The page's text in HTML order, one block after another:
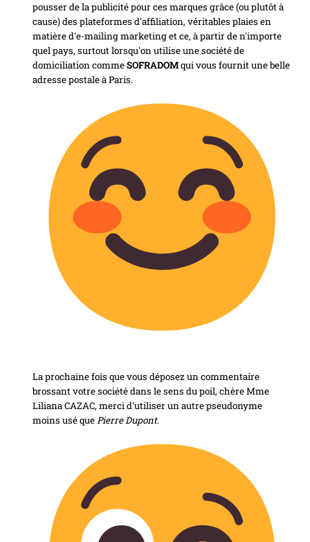
pousser de la publicité pour ces marques grâce (ou plutôt à
cause) des plateformes d'affiliation, véritables plaies en
matière d'e-mailing marketing et ce, à partir de n'importe
quel pays, surtout lorsqu'on utilise une société de
domiciliation commeSOFRADOMqui vous fournit une belle
adresse postale à Paris.
La prochaine fois que vous déposez un commentaire
brossant votre société dans le sens du poil, chère Mme
Liliana CAZAC, merci d'utiliser un autre pseudonyme
moins usé quePierre Dupont.